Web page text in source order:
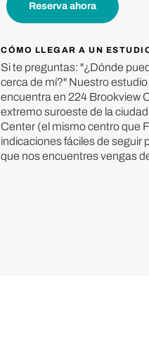
Reserva ahora
CÓMO LLEGAR A UN
Si te preguntas: "¿Dónde
cerca de mí?" Nuestro
encuentra en 224 Brookview
extremo suroeste de la
Center (el mismo centro que
indicaciones fáciles de seguir
que nos encuentres vengas